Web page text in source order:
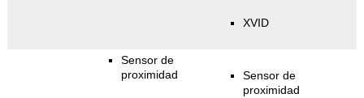
XVID
Sensor de
proximidad
Sensor de
proximidad